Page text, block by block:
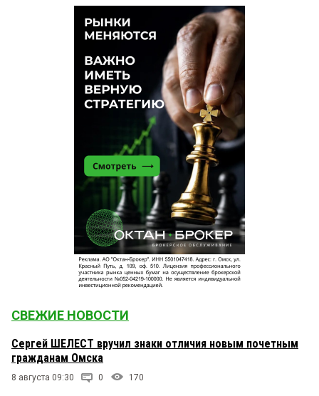
СВЕЖИЕ НОВОСТИ
Сергей ШЕЛЕСТ вручил знаки отличия новым почетным
гражданам Омска
8 августа 09:30 0 170